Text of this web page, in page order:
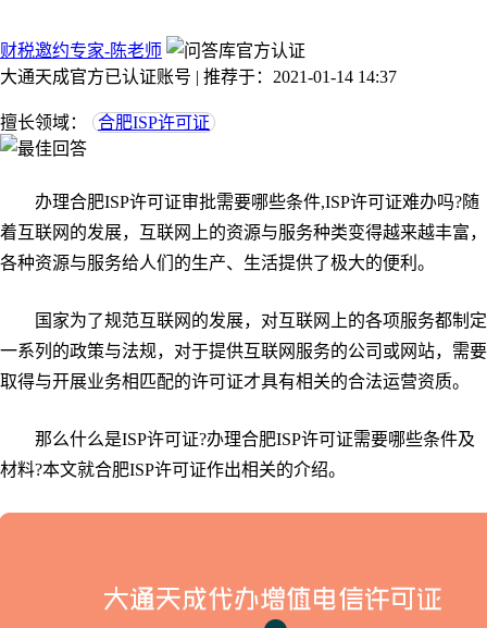
财税邀约专家-陈老师
大通天成官方已认证账号 | 推荐于：2021-01-14 14:37
擅长领域： 合肥ISP许可证
办理合肥ISP许可证审批需要哪些条件,ISP许可证难办吗?随
着互联网的发展，互联网上的资源与服务种类变得越来越丰富，
各种资源与服务给人们的生产、生活提供了极大的便利。
国家为了规范互联网的发展，对互联网上的各项服务都制定
一系列的政策与法规，对于提供互联网服务的公司或网站，需要
取得与开展业务相匹配的许可证才具有相关的合法运营资质。
那么什么是ISP许可证?办理合肥ISP许可证需要哪些条件及
材料?本文就合肥ISP许可证作出相关的介绍。